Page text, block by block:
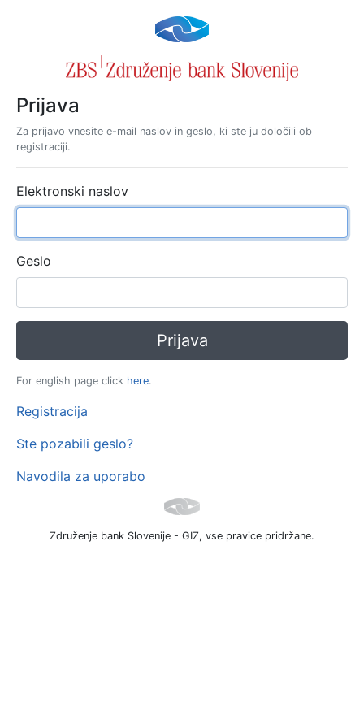
Prijava
Za prijavo vnesite e-mail naslov in geslo, ki ste ju določili ob
registraciji.
Elektronski naslov
Geslo
For english page click here.
Registracija
Ste pozabili geslo?
Navodila za uporabo
Združenje bank Slovenije - GIZ, vse pravice pridržane.